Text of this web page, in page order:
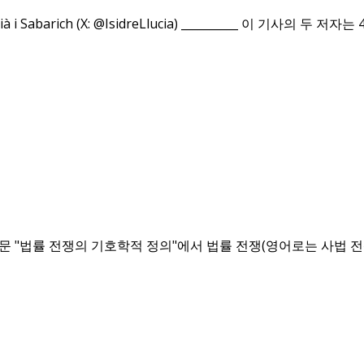
Sabarich (X: @IsidreLlucia) __________ 이 기사의 두 저자
"법률 전쟁의 기호학적 정의"에서 법률 전쟁(영어로는 사법